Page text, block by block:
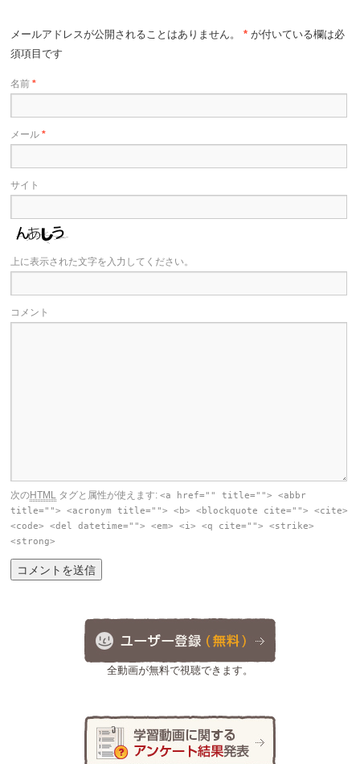
メールアドレスが公開されることはありません。 * が付いている欄は必
須項目です
名前*
メール*
サイト
上に表示された文字を入力してください。
コメント
次のHTML タグと属性が使えます:<a href="" title=""> <abbr
title=""> <acronym title=""> <b> <blockquote cite=""> <cite>
<code> <del datetime=""> <em> <i> <q cite=""> <strike>
<strong>
全動画が無料で視聴できます。